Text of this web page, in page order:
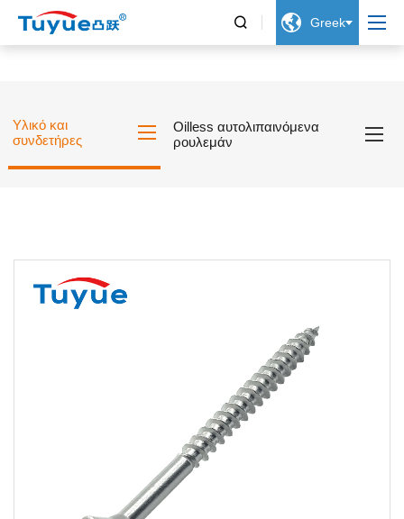
  Greek
Υλικό και
συνδετήρες
Oilless αυτολιπαινόμενα
ρουλεμάν